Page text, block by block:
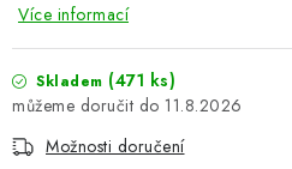
Více informací
Skladem (471 ks)
11.8.2026
Možnosti doručení